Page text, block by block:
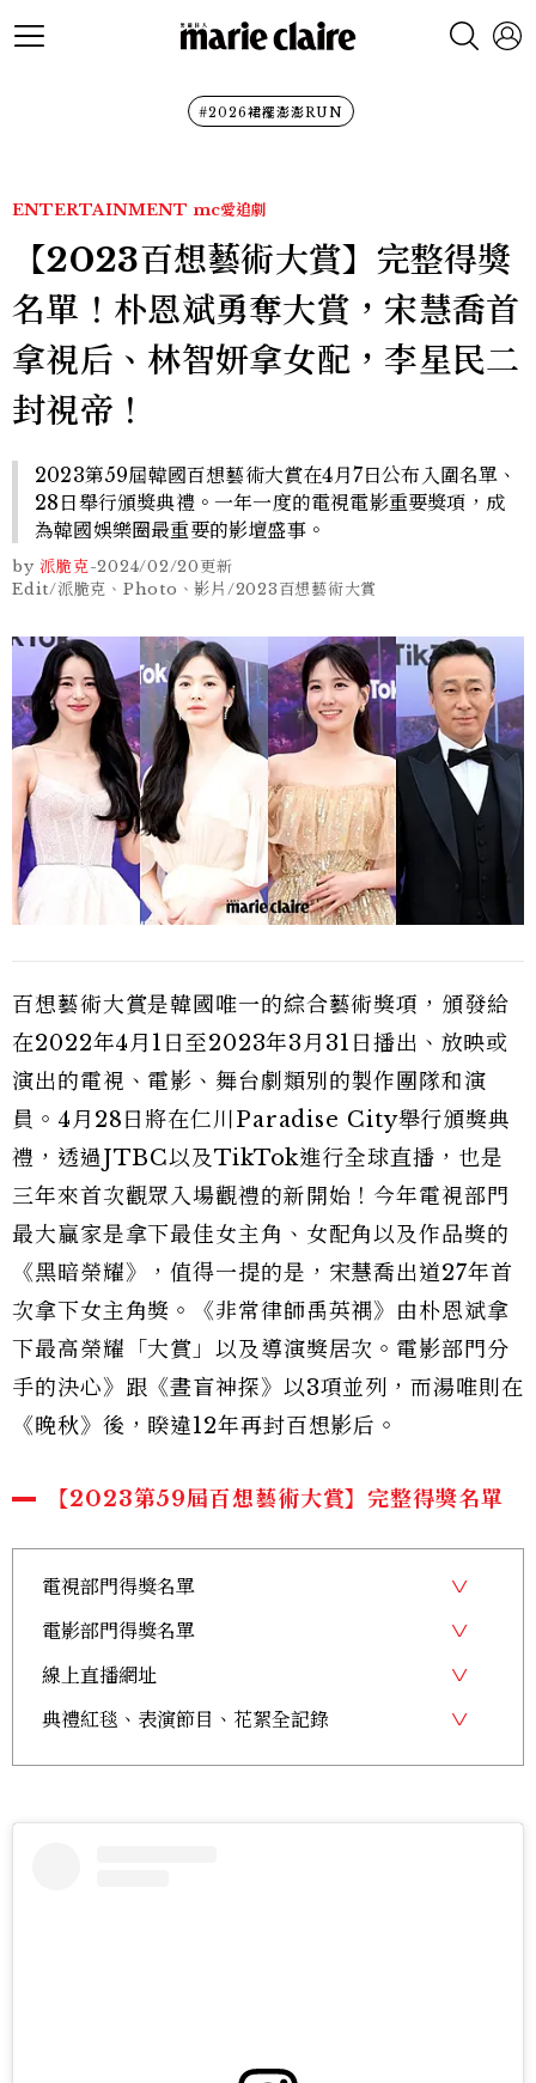
#2026裙襬澎澎RUN
ENTERTAINMENT mc愛追劇
【2023百想藝術大賞】完整得獎
名單！朴恩斌勇奪大賞，宋慧喬首
拿視后、林智妍拿女配，李星民二
封視帝！
2023第59屆韓國百想藝術大賞在4月7日公布入圍名單、
28日舉行頒獎典禮。一年一度的電視電影重要獎項，成
為韓國娛樂圈最重要的影壇盛事。
by 派脆克-2024/02/20更新
Edit/派脆克、Photo、影片/2023百想藝術大賞
百想藝術大賞是韓國唯一的綜合藝術獎項，頒發給
在2022年4月1日至2023年3月31日播出、放映或
演出的電視、電影、舞台劇類別的製作團隊和演
員。4月28日將在仁川Paradise City舉行頒獎典
禮，透過JTBC以及TikTok進行全球直播，也是
三年來首次觀眾入場觀禮的新開始！今年電視部門
最大贏家是拿下最佳女主角、女配角以及作品獎的
《黑暗榮耀》，值得一提的是，宋慧喬出道27年首
次拿下女主角獎。《非常律師禹英禑》由朴恩斌拿
下最高榮耀「大賞」以及導演獎居次。電影部門分
手的決心》跟《晝盲神探》以3項並列，而湯唯則在
《晚秋》後，睽違12年再封百想影后。
【2023第59屆百想藝術大賞】完整得獎名單
電視部門得獎名單
電影部門得獎名單
線上直播網址
典禮紅毯、表演節目、花絮全記錄